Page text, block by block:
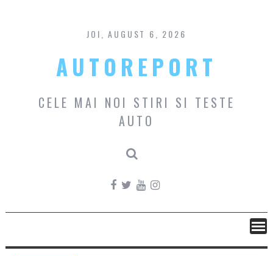
content
JOI, AUGUST 6, 2026
AUTOREPORT
CELE MAI NOI STIRI SI TESTE
AUTO